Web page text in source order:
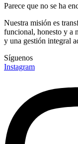
Parece que no se ha
Nuestra misión es
funcional, honesto y a
y una gestión integral
Síguenos
Instagram